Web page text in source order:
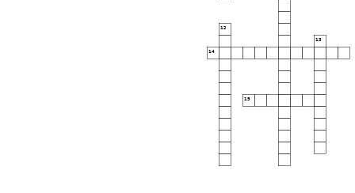
12
13
14
15